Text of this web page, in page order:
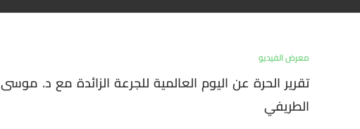
معرض الفيديو
تقرير الحرة عن اليوم العالمية للجرعة الزائدة مع د. موسى
الطريفي